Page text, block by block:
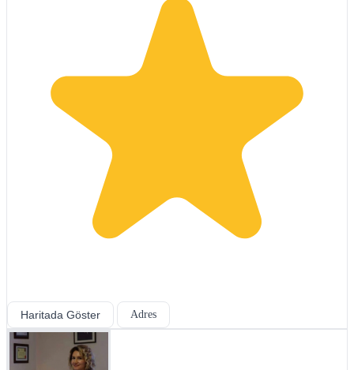
Haritada Göster Adres